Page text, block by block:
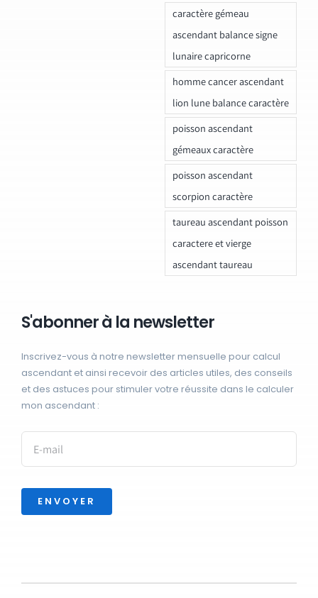
caractère gémeau
ascendant balance signe
lunaire capricorne
homme cancer ascendant
lion lune balance caractère
poisson ascendant
gémeaux caractère
poisson ascendant
scorpion caractère
taureau ascendant poisson
caractere et vierge
ascendant taureau
S'abonner à la newsletter
Inscrivez-vous à notre newsletter mensuelle pour calcul
ascendant et ainsi recevoir des articles utiles, des conseils
et des astuces pour stimuler votre réussite dans le calculer
mon ascendant :
ENVOYER